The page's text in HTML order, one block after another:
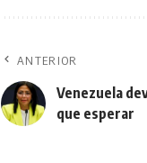
ANTERIOR
Venezuela
que esperar